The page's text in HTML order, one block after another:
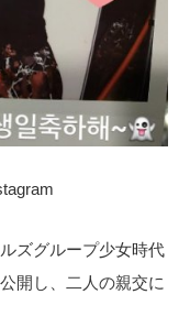
ズグループ少女時代
開し、二人の親交に